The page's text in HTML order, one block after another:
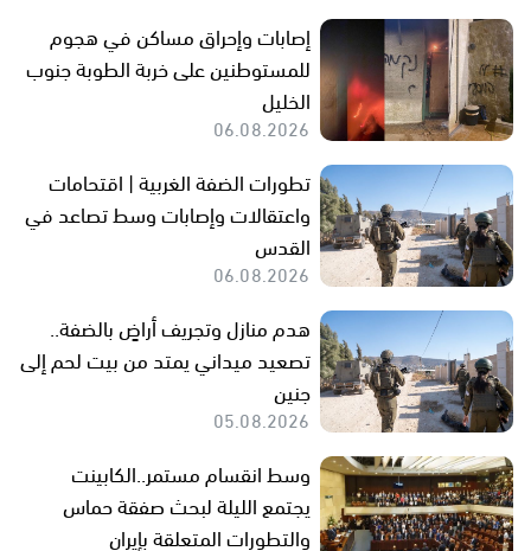
إصابات وإحراق مساكن في هجوم
للمستوطنين على خربة الطوبة جنوب
الخليل
06.08.2026
تطورات الضفة الغربية | اقتحامات
واعتقالات وإصابات وسط تصاعد في
القدس
06.08.2026
هدم منازل وتجريف أراضٍ بالضفة..
تصعيد ميداني يمتد من بيت لحم إلى
جنين
05.08.2026
وسط انقسام مستمر..الكابينت
يجتمع الليلة لبحث صفقة حماس
والتطورات المتعلقة بإيران